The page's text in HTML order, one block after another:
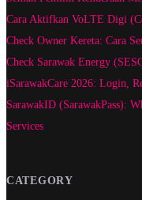
Cara Aktifkan VoLTE Digi
Check Owner Kereta: Cara
Check Sarawak Energy
iSarawakCare 2026: Login,
SarawakID (SarawakPass):
Services
CATEGORY